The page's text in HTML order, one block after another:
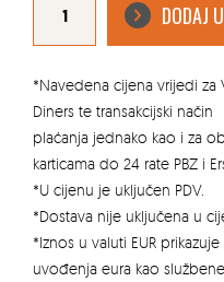
STIROPOR
količina
DODAJ
*Navedena cijena vrijedi za
Diners te transakcijski način
plaćanja jednako kao i za
karticama do 24 rate PBZ i
*U cijenu je uključen PDV.
*Dostava nije uključena u
*Iznos u valuti EUR
uvođenja eura kao